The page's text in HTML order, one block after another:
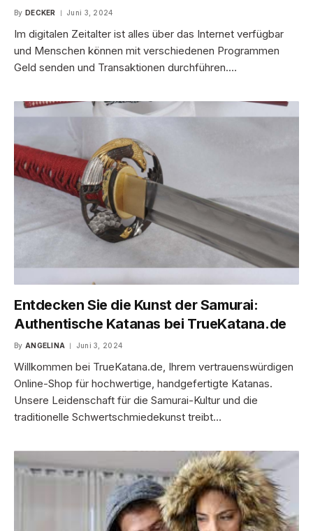
By DECKER Juni 3, 2024
Im digitalen Zeitalter ist alles über das Internet verfügbar
und Menschen können mit verschiedenen Programmen
Geld senden und Transaktionen durchführen.…
Entdecken Sie die Kunst der Samurai:
Authentische Katanas bei TrueKatana.de
By ANGELINA Juni 3, 2024
Willkommen bei TrueKatana.de, Ihrem vertrauenswürdigen
Online-Shop für hochwertige, handgefertigte Katanas.
Unsere Leidenschaft für die Samurai-Kultur und die
traditionelle Schwertschmiedekunst treibt…